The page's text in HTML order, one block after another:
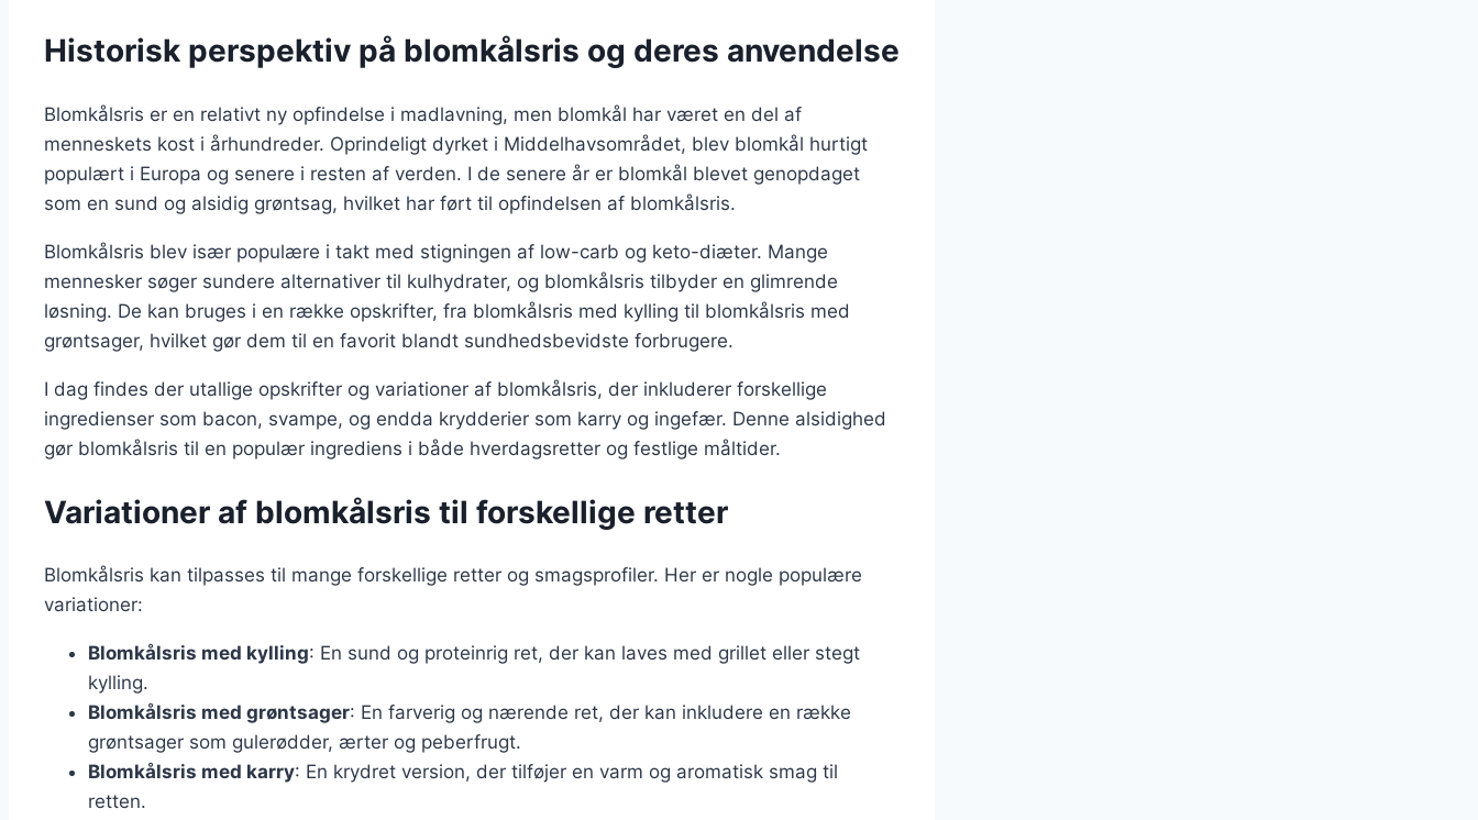
Historisk perspektiv på blomkålsris og deres anvendelse
Blomkålsris er en relativt ny opfindelse i madlavning, men blomkål har været en del af
menneskets kost i århundreder. Oprindeligt dyrket i Middelhavsområdet, blev blomkål hurtigt
populært i Europa og senere i resten af verden. I de senere år er blomkål blevet genopdaget
som en sund og alsidig grøntsag, hvilket har ført til opfindelsen af blomkålsris.
Blomkålsris blev især populære i takt med stigningen af low-carb og keto-diæter. Mange
mennesker søger sundere alternativer til kulhydrater, og blomkålsris tilbyder en glimrende
løsning. De kan bruges i en række opskrifter, fra blomkålsris med kylling til blomkålsris med
grøntsager, hvilket gør dem til en favorit blandt sundhedsbevidste forbrugere.
I dag findes der utallige opskrifter og variationer af blomkålsris, der inkluderer forskellige
ingredienser som bacon, svampe, og endda krydderier som karry og ingefær. Denne alsidighed
gør blomkålsris til en populær ingrediens i både hverdagsretter og festlige måltider.
Variationer af blomkålsris til forskellige retter
Blomkålsris kan tilpasses til mange forskellige retter og smagsprofiler. Her er nogle populære
variationer:
Blomkålsris med kylling: En sund og proteinrig ret, der kan laves med grillet eller stegt
kylling.
Blomkålsris med grøntsager: En farverig og nærende ret, der kan inkludere en række
grøntsager som gulerødder, ærter og peberfrugt.
Blomkålsris med karry: En krydret version, der tilføjer en varm og aromatisk smag til
retten.